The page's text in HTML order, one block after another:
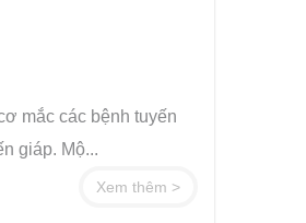
mắc các bệnh tuyến
giáp. Mộ...
Xem thêm >